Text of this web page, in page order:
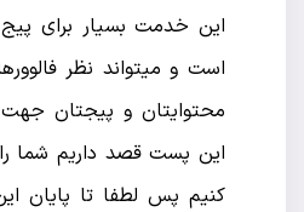
این خدمت بسیار برای
است و میتواند نظر
محتوایتان و پیجتان
این پست قصد داریم شما
کنیم پس لطفا تا پایان